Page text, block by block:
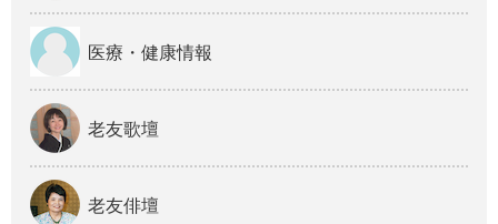
医療・健康情報
老友歌壇
老友俳壇